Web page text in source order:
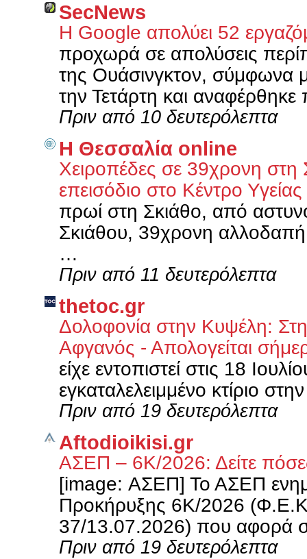
SecNews
Η Google απολύει 52
προχωρά σε απολύσεις
της Ουάσινγκτον, σύμφωνα
την Τετάρτη και
Πριν από 10 δευτερόλεπτα
Η Θεσσαλία online
Χειροπέδες σε 39χρονη στη
επεισόδιο στο Κέντρο Υγείας
πρωί στη Σκιάθο, από
Σκιάθου, 39χρονη
…
Πριν από 11 δευτερόλεπτα
thetoc.gr
Δολοφονία στην Κυψέλη:
Αφγανός - Απολογείται
είχε εντοπιστεί στις 18
εγκαταλελειμμένο κτίριο
Πριν από 19 δευτερόλεπτα
Aftodioikisi.gr
ΑΣΕΠ – 6Κ/2026: Δείτε
[image: ΑΣΕΠ] Το ΑΣΕΠ
Προκήρυξης 6Κ/2026
37/13.07.2026) που αφορά
Πριν από 19 δευτερόλεπτα